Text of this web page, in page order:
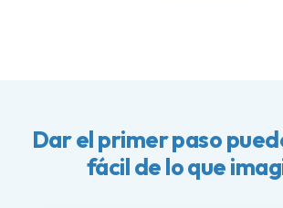
Dar el primer paso
fácil de lo que